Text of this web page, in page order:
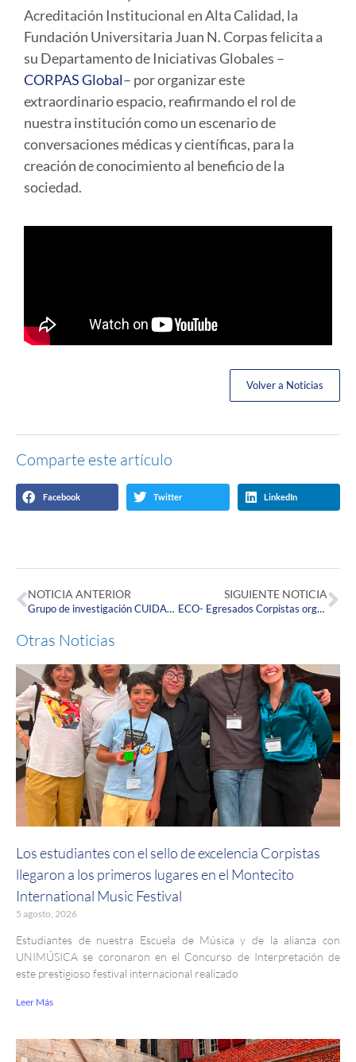
Acreditación Institucional en Alta Calidad, la
Fundación Universitaria Juan N. Corpas felicita a
su Departamento de Iniciativas Globales –
CORPAS Global– por organizar este
extraordinario espacio, reafirmando el rol de
nuestra institución como un escenario de
conversaciones médicas y científicas, para la
creación de conocimiento al beneficio de la
sociedad.
Volver a Noticias
Comparte este artículo
Facebook Twitter LinkedIn
NOTICIA ANTERIOR
Grupo de investigación CUIDARTE recibe nueva categoría de MINCIENCIAS
SIGUIENTE NOTICIA
ECO- Egresados Corpistas organizó el Octavo Encuentro Nacional de Egresados residentes en el Eje Cafetero
Otras Noticias
Los estudiantes con el sello de excelencia Corpistas
llegaron a los primeros lugares en el Montecito
International Music Festival
5 agosto, 2026
Estudiantes de nuestra Escuela de Música y de la alianza con
UNIMÚSICA se coronaron en el Concurso de Interpretación de
este prestigioso festival internacional realizado
Leer Más